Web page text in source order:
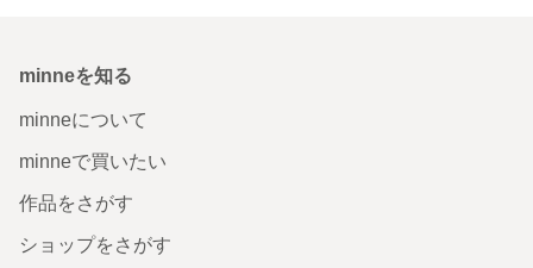
minneを知る
minneについて
minneで買いたい
作品をさがす
ショップをさがす